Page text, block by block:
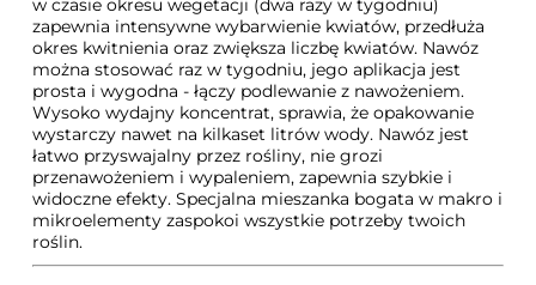
w czasie okresu wegetacji (dwa razy w tygodniu)
zapewnia intensywne wybarwienie kwiatów, przedłuża
okres kwitnienia oraz zwiększa liczbę kwiatów. Nawóz
można stosować raz w tygodniu, jego aplikacja jest
prosta i wygodna - łączy podlewanie z nawożeniem.
Wysoko wydajny koncentrat, sprawia, że opakowanie
wystarczy nawet na kilkaset litrów wody. Nawóz jest
łatwo przyswajalny przez rośliny, nie grozi
przenawożeniem i wypaleniem, zapewnia szybkie i
widoczne efekty. Specjalna mieszanka bogata w makro i
mikroelementy zaspokoi wszystkie potrzeby twoich
roślin.